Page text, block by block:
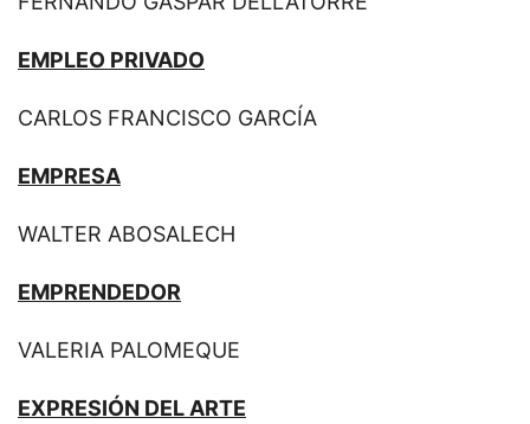
EMPLEO PRIVADO
CARLOS FRANCISCO GARCÍA
EMPRESA
WALTER ABOSALECH
EMPRENDEDOR
VALERIA PALOMEQUE
EXPRESIÓN DEL ARTE